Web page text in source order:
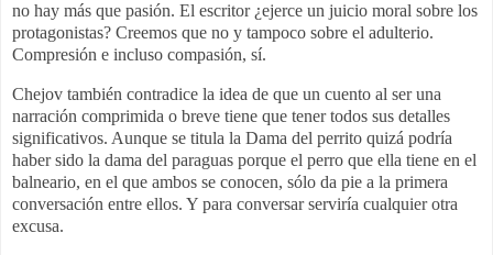
no hay más que pasión. El escritor¿ejerce un juicio moral sobre los
protagonistas? Creemos que no y tampoco sobre el adulterio.
Compresión e incluso compasión, sí.
Chejov también contradice la idea de que un cuento al ser una
narración comprimida o breve tiene que tener todos sus detalles
significativos. Aunque se titula la Dama del perrito quizá podría
haber sido la dama del paraguas porque el perro que ella tiene en el
balneario, en el que ambos se conocen, sólo da pie a la primera
conversación entre ellos. Y para conversar serviría cualquier otra
excusa.